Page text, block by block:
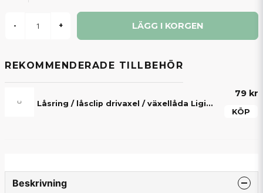
- + LÄGG I KORGEN
REKOMMENDERADE TILLBEHÖR
Låsring / låsclip drivaxel / växellåda Ligier, Microcar, Aixam, Chatenet, Grecav & JDM
79 kr
KÖP
Beskrivning